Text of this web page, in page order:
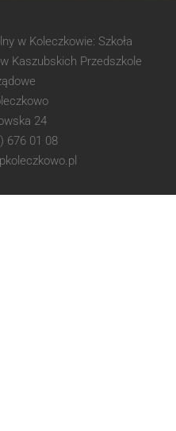
w Koleczkowie: Szkoła
Kaszubskich Przedszkole
24
676 01 08